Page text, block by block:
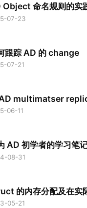
Object 命名规则的实
07-23
跟踪 AD 的 change
07-21
multimatser
06-11
AD 初学者的学习笔
08-31
的内存分配及在实
05-21